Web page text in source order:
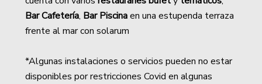
Bar Cafetería, Bar Piscinaen una estupenda terraza
frente al mar con solarum
*Algunas instalaciones o servicios pueden no estar
disponibles por restricciones Covid en algunas